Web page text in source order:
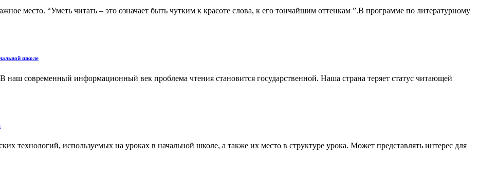
место. “Уметь читать – это означает быть чутким к красоте слова, к его тончайшим оттенкам ”.В программе по литературному
школе
наш современный информационный век проблема чтения становится государственной. Наша страна теряет статус читающей
технологий, используемых на уроках в начальной школе, а также их место в структуре урока. Может представлять интерес для